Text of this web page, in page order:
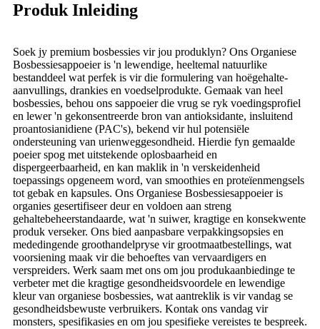
Produk Inleiding
Soek jy premium bosbessies vir jou produklyn? Ons Organiese
Bosbessiesappoeier is 'n lewendige, heeltemal natuurlike
bestanddeel wat perfek is vir die formulering van hoëgehalte-
aanvullings, drankies en voedselprodukte. Gemaak van heel
bosbessies, behou ons sappoeier die vrug se ryk voedingsprofiel
en lewer 'n gekonsentreerde bron van antioksidante, insluitend
proantosianidiene (PAC's), bekend vir hul potensiële
ondersteuning van urienweggesondheid. Hierdie fyn gemaalde
poeier spog met uitstekende oplosbaarheid en
dispergeerbaarheid, en kan maklik in 'n verskeidenheid
toepassings opgeneem word, van smoothies en proteïenmengsels
tot gebak en kapsules. Ons Organiese Bosbessiesappoeier is
organies gesertifiseer deur en voldoen aan streng
gehaltebeheerstandaarde, wat 'n suiwer, kragtige en konsekwente
produk verseker. Ons bied aanpasbare verpakkingsopsies en
mededingende groothandelpryse vir grootmaatbestellings, wat
voorsiening maak vir die behoeftes van vervaardigers en
verspreiders. Werk saam met ons om jou produkaanbiedinge te
verbeter met die kragtige gesondheidsvoordele en lewendige
kleur van organiese bosbessies, wat aantreklik is vir vandag se
gesondheidsbewuste verbruikers. Kontak ons ​​vandag vir
monsters, spesifikasies en om jou spesifieke vereistes te bespreek.